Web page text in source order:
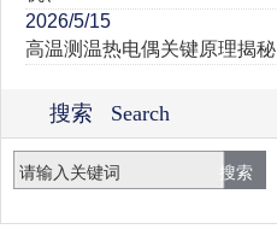
2026/5/15
高温测温热电偶关键原理揭秘
搜索 Search